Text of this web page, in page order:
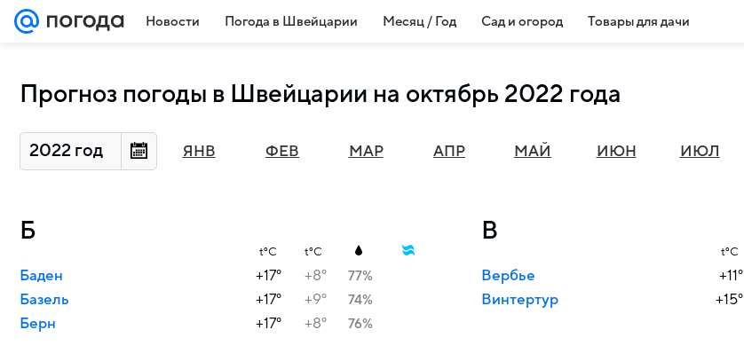
Новости Погода в Швейцарии Месяц / Год Сад и огород Товары для дачи
Прогноз погоды в Швейцарии на октябрь 2022 года
2022 год ЯНВ ФЕВ МАР АПР МАЙ ИЮН ИЮЛ
Б
t°C t°C
Баден +17° +8° 77%
Базель +17° +9° 74%
Берн +17° +8° 76%
В
t°C
Вербье +11°
Винтертур +15°